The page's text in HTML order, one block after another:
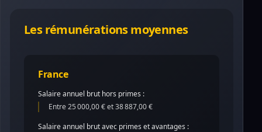
Les rémunérations moyennes
France
Salaire annuel brut hors primes :
Entre 25 000,00 € et 38 887,00 €
Salaire annuel brut avec primes et avantages :